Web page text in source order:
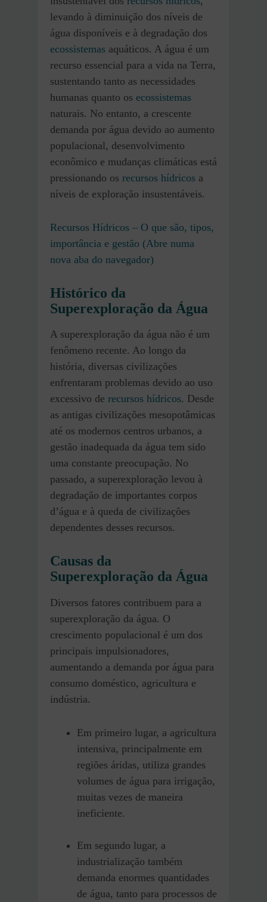
levando à diminuição dos níveis de
água disponíveis e à degradação dos
ecossistemas aquáticos. A água é um
recurso essencial para a vida na Terra,
sustentando tanto as necessidades
humanas quanto os ecossistemas
naturais. No entanto, a crescente
demanda por água devido ao aumento
populacional, desenvolvimento
econômico e mudanças climáticas está
pressionando os recursos hídricos a
níveis de exploração insustentáveis.
Recursos Hídricos – O que são, tipos,
importância e gestão (Abre numa
nova aba do navegador)
Histórico da
Superexploração da Água
A superexploração da água não é um
fenômeno recente. Ao longo da
história, diversas civilizações
enfrentaram problemas devido ao uso
excessivo de recursos hídricos. Desde
as antigas civilizações mesopotâmicas
até os modernos centros urbanos, a
gestão inadequada da água tem sido
uma constante preocupação. No
passado, a superexploração levou à
degradação de importantes corpos
d’água e à queda de civilizações
dependentes desses recursos.
Causas da
Superexploração da Água
Diversos fatores contribuem para a
superexploração da água. O
crescimento populacional é um dos
principais impulsionadores,
aumentando a demanda por água para
consumo doméstico, agricultura e
indústria.
Em primeiro lugar, a agricultura
intensiva, principalmente em
regiões áridas, utiliza grandes
volumes de água para irrigação,
muitas vezes de maneira
ineficiente.
Em segundo lugar, a
industrialização também
demanda enormes quantidades
de água, tanto para processos de